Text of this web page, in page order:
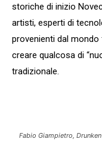
storiche di inizio
artisti, esperti di
provenienti dal
creare qualcosa di
tradizionale.
Fabio Giampietro,